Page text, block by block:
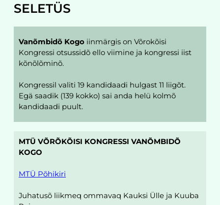
SELETÜS
Vanõmbidõ Kogo iinmärgis on Võrokõisi
Kongressi otsussidõ ello viimine ja kongressi iist
kõnõlõminõ.
Kongressil valiti 19 kandidaadi hulgast 11 liigõt.
Egä saadik (139 kokko) sai anda helü kolmõ
kandidaadi puult.
MTÜ VÕRÕKÕISI KONGRESSI VANÕMBIDÕ
KOGO
MTÜ Põhikiri
Juhatusõ liikmeq ommavaq Kauksi Ülle ja Kuuba